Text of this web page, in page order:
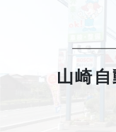
山崎